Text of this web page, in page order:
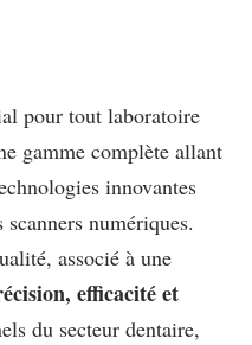
pour tout laboratoire
gamme complète allant
innovantes
numériques.
associé à une
efficacité et
du secteur dentaire,